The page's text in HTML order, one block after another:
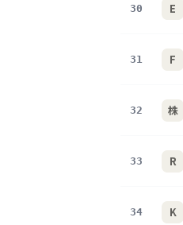
30 E
31 F
32 株
33 R
34 K